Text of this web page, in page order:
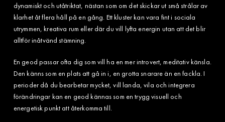
dynamiskt och utåtriktat, nästan som om det skickar ut små strålar av
klarhet åt flera håll på en gång. Ett kluster kan vara fint i sociala
utrymmen, kreativa rum eller där du vill lyfta energin utan att det blir
alltför inåtvänd stämning.
En geod passar ofta dig som vill ha en mer introvert, meditativ känsla.
Den känns som en plats att gå in i, en grotta snarare än en fackla. I
perioder då du bearbetar mycket, vill landa, vila och integrera
förändringar kan en geod kännas som en trygg visuell och
energetisk punkt att återkomma till.